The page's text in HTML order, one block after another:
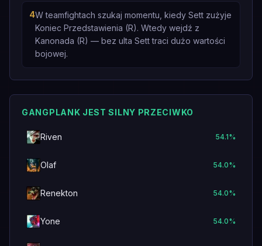
4W teamfightach szukaj momentu, kiedy Sett zużyje
Koniec Przedstawienia (R). Wtedy wejdź z
Kanonada (R) — bez ulta Sett traci dużo wartości
bojowej.
GANGPLANK JEST SILNY PRZECIWKO
Riven 54.1%
Olaf 54.0%
Renekton 54.0%
Yone 54.0%